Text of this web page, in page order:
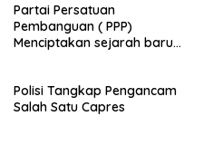
Partai Persatuan
Pembanguan ( PPP)
Menciptakan sejarah baru
Buru (Namlea).
Polisi Tangkap Pengancam
Salah Satu Capres